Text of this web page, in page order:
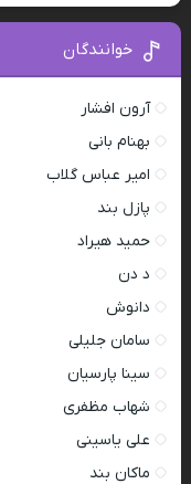
خوانندگان
آرون افشار
بهنام بانی
امیر عباس گلاب
پازل بند
حمید هیراد
د دن
دانوش
سامان جلیلی
سینا پارسیان
شهاب مظفری
علی یاسینی
ماکان بند